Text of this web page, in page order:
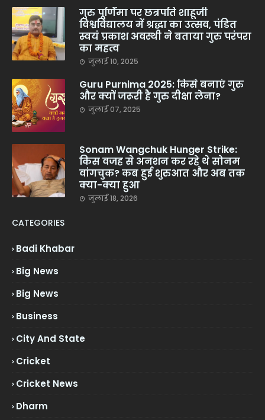
गुरु पूर्णिमा पर छत्रपति शाहूजी
विश्वविद्यालय में श्रद्धा का उत्सव, पंडित
स्वयं प्रकाश अवस्थी ने बताया गुरु परंपरा
का महत्व
जुलाई 10, 2025
Guru Purnima 2025: किसे बनाएं गुरु
और क्यों जरूरी है गुरु दीक्षा लेना?
जुलाई 07, 2025
Sonam Wangchuk Hunger Strike:
किस वजह से अनशन कर रहे थे सोनम
वांगचुक? कब हुई शुरुआत और अब तक
क्या-क्या हुआ
जुलाई 18, 2026
CATEGORIES
Badi Khabar
Big News
Big News
Business
City And State
Cricket
Cricket News
Dharm